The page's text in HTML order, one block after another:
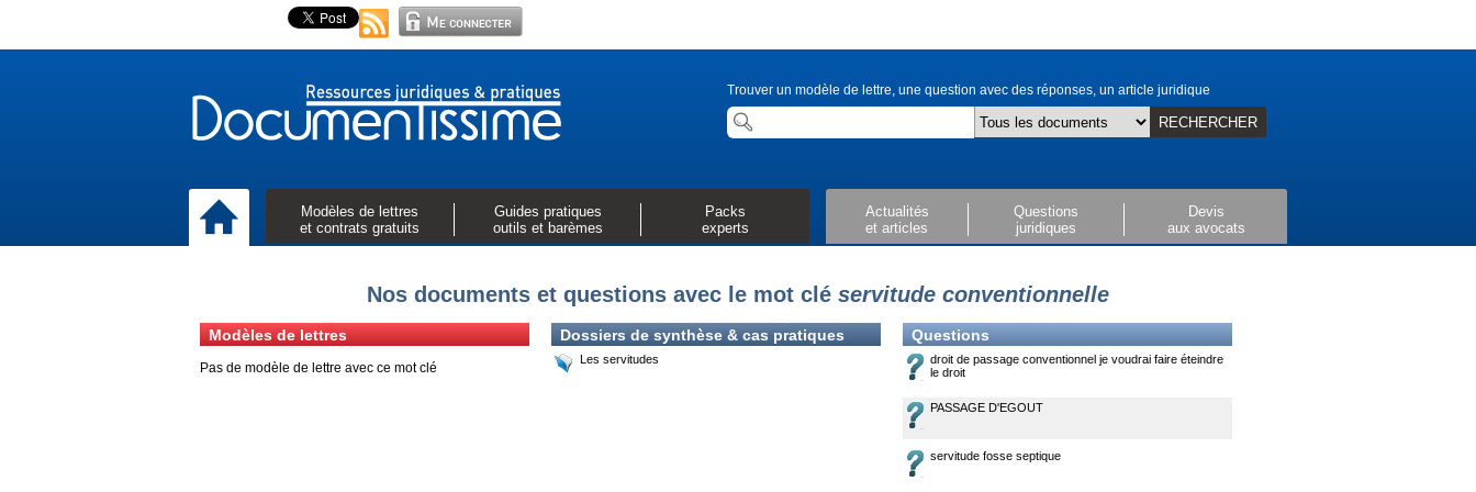
Trouver un modèle de lettre, une question avec des réponses, un article juridique
RECHERCHER
Modèles de lettres
et contrats gratuits
Guides pratiques
outils et barèmes
Packs
experts
Actualités
et articles
Questions
juridiques
Devis
aux avocats
Nos documents et questions avec le mot clé servitude conventionnelle
Modèles de lettres
Pas de modèle de lettre avec ce mot clé
Dossiers de synthèse & cas pratiques
Les servitudes
Questions
droit de passage conventionnel je voudrai faire éteindre
le droit
PASSAGE D'EGOUT
servitude fosse septique